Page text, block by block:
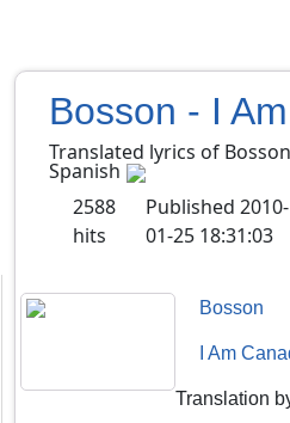
Bosson - I
Translated lyrics of
Spanish
2588
hits
Published 2010-
01-25 18:31:03
Bosson
I Am
Translation